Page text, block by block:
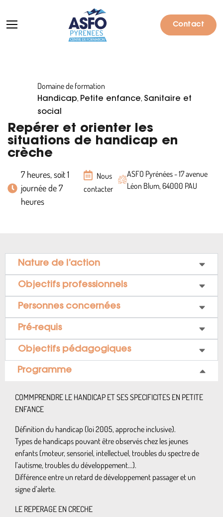
Contact
Formations
Particuliers
Entreprises
Qui sommes-nous ?
Actualités
Informations pratiques
Domaine de formation
Handicap, Petite enfance, Sanitaire et
social
Repérer et orienter les
situations de handicap en
crèche
7 heures, soit 1
journée de 7
heures
Nous
contacter
ASFO Pyrénées - 17 avenue
Léon Blum, 64000 PAU
Nature de l’action
Objectifs professionnels
Personnes concernées
Pré-requis
Objectifs pédagogiques
Programme
COMMPRENDRE LE HANDICAP ET SES SPECIFICITES EN PETITE
ENFANCE
Définition du handicap (loi 2005, approche inclusive).
Types de handicaps pouvant être observés chez les jeunes
enfants (moteur, sensoriel, intellectuel, troubles du spectre de
l’autisme, troubles du développement…).
Différence entre un retard de développement passager et un
signe d’alerte.
LE REPERAGE EN CRECHE